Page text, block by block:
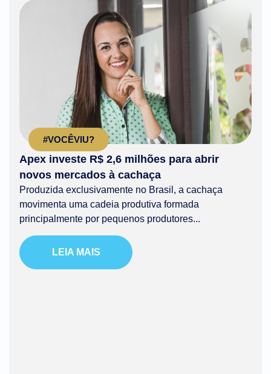
#VOCÊVIU?
Apex investe R$ 2,6 milhões para abrir
novos mercados à cachaça
Produzida exclusivamente no Brasil, a cachaça
movimenta uma cadeia produtiva formada
principalmente por pequenos produtores...
LEIA MAIS